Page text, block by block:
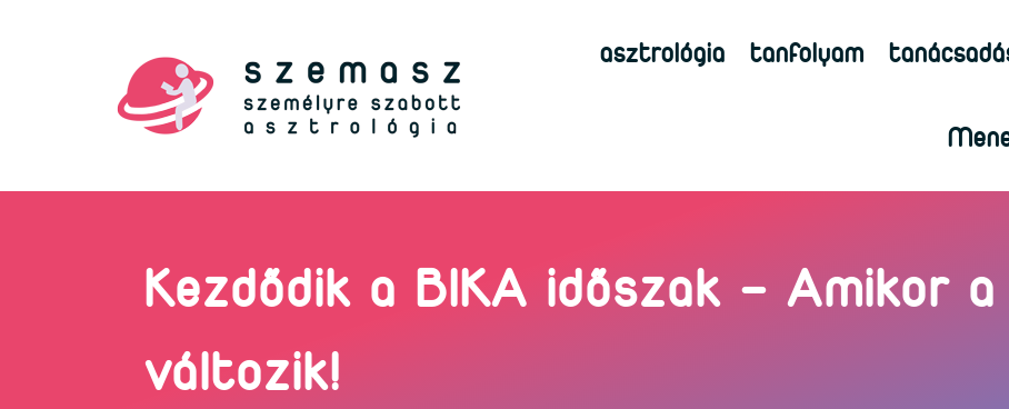
asztrológia tanfolyam
Kezdődik a BIKA időszak – Amikor
változik!